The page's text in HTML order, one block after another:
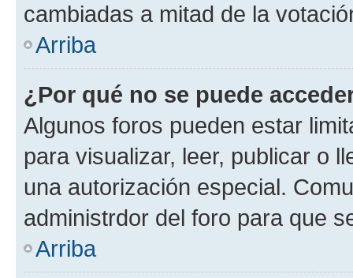
cambiadas a mitad de la
Arriba
¿Por qué no se puede
Algunos foros pueden estar
para visualizar, leer, publicar o
una autorización especial.
administrdor del foro para que
Arriba